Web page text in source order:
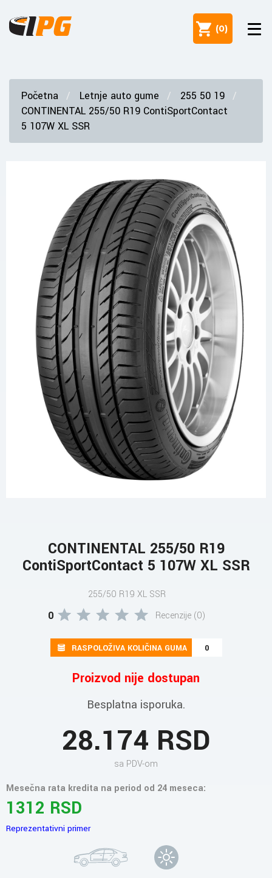
(0)
Početna Letnje auto gume
255 50 19
CONTINENTAL 255/50 R19 ContiSportContact
5 107W XL SSR
CONTINENTAL 255/50 R19
ContiSportContact 5 107W XL SSR
255/50 R19 XL SSR
0 Recenzije (0)
RASPOLOŽIVA KOLIČINA GUMA 0
Proizvod nije dostupan
Besplatna isporuka.
28.174 RSD
sa PDV-om
Mesečna rata kredita na period od 24 meseca:
1312 RSD
Reprezentativni primer